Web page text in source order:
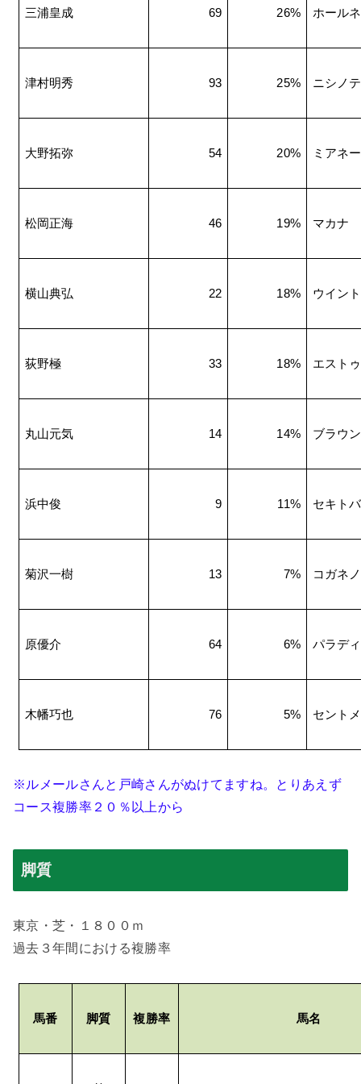
三浦皇成 69 26% ホール
津村明秀 93 25% ニシノ
大野拓弥 54 20% ミアネ
松岡正海 46 19% マカナ
横山典弘 22 18% ウイン
荻野極 33 18% エスト
丸山元気 14 14% ブラウ
浜中俊 9 11% セキト
菊沢一樹 13 7% コガネ
原優介 64 6% パラデ
木幡巧也 76 5% セント
※ルメールさんと戸崎さんがぬけてますね。とりあえず
コース複勝率２０％以上から
脚質
東京・芝・１８００ｍ
過去３年間における複勝率
馬番 脚質 複勝率 馬名